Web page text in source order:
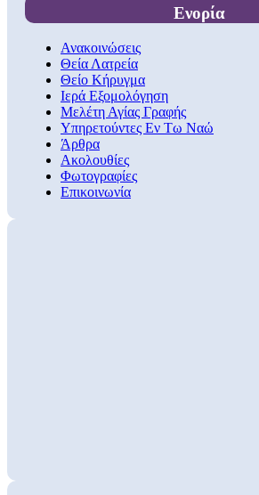
Ενορία
Ανακοινώσεις
Θεία Λατρεία
Θείο Κήρυγμα
Ιερά Εξομολόγηση
Μελέτη Αγίας Γραφής
Υπηρετούντες Εν Τω Ναώ
Άρθρα
Ακολουθίες
Φωτογραφίες
Επικοινωνία